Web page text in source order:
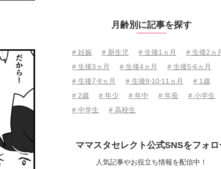
月齢別に記事を探す
# 妊娠 # 新生児 # 生後1ヵ月
# 生後2ヵ
# 生後3ヵ月
# 生後4ヵ月
# 生後5⋅6ヵ月
# 生後7⋅8ヵ月
# 生後9⋅10⋅11ヵ月
# 1歳
# 2歳
# 年少 # 年中 # 年長
# 小学生
# 中学生
# 高校生
ママスタセレクト公式SNSをフォロ
人気記事やお役立ち情報を配信中！